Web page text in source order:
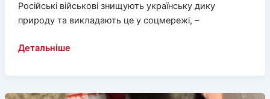
Російські військові знищують українську дику
природу та викладають це у соцмережі, –
Росіяни
тварин
Детальніше